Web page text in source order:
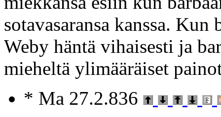
sotavasaransa kanssa. Kun
Weby häntä vihaisesti ja
mieheltä ylimääräiset
* Ma 27.2.836